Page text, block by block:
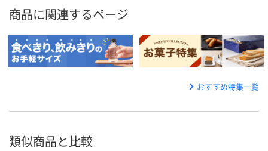
商品に関連するページ
おすすめ特集一覧
類似商品と比較